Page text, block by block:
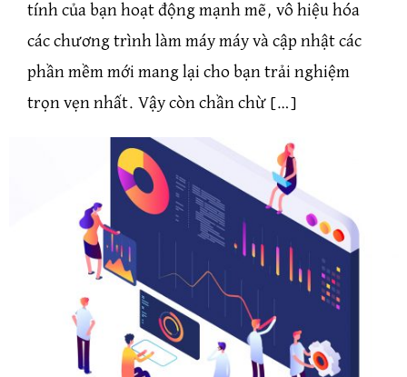
tính của bạn hoạt động mạnh mẽ, vô hiệu hóa
các chương trình làm máy máy và cập nhật các
phần mềm mới mang lại cho bạn trải nghiệm
trọn vẹn nhất. Vậy còn chần chừ […]